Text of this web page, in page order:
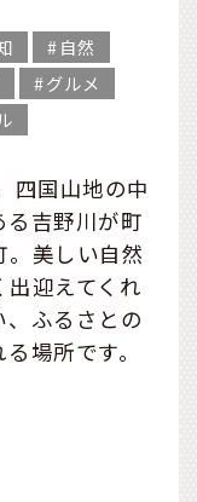
自然
グルメ
四国山地の中
る吉野川が町
美しい自然
迎えてくれ
ふるさとの
場所です。